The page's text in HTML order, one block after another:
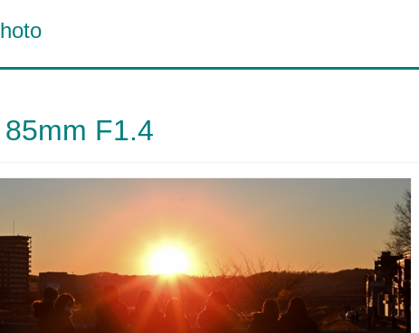
F1.4